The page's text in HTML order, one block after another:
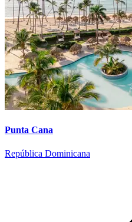
Punta Cana
República Dominicana